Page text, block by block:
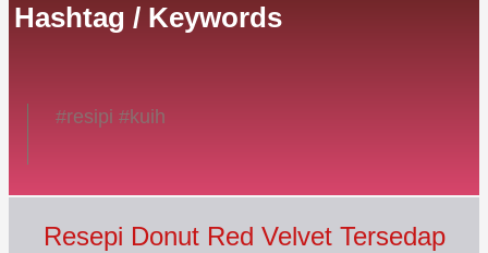
Hashtag / Keywords
#resipi #kuih
Resepi Donut Red Velvet Tersedap